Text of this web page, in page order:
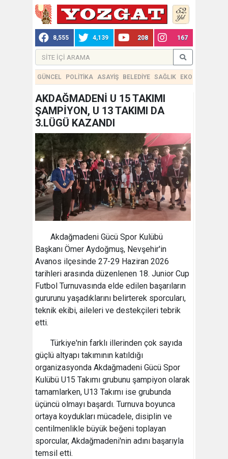
8,555 4,139 208 167
GÜNCEL POLİTİKA ASAYİŞ BELEDİYE SAĞLIK EKONOMİ
AKDAĞMADENİ U 15 TAKIMI
ŞAMPİYON, U 13 TAKIMI DA
3.LÜGÜ KAZANDI
Akdağmadeni Gücü Spor Kulübü
Başkanı Ömer Aydoğmuş, Nevşehir'in
Avanos ilçesinde 27-29 Haziran 2026
tarihleri arasında düzenlenen 18. Junior Cup
Futbol Turnuvasında elde edilen başarıların
gururunu yaşadıklarını belirterek sporcuları,
teknik ekibi, aileleri ve destekçileri tebrik
etti.
Türkiye'nin farklı illerinden çok sayıda
güçlü altyapı takımının katıldığı
organizasyonda Akdağmadeni Gücü Spor
Kulübü U15 Takımı grubunu şampiyon olarak
tamamlarken, U13 Takımı ise grubunda
üçüncü olmayı başardı. Turnuva boyunca
ortaya koydukları mücadele, disiplin ve
centilmenlikle büyük beğeni toplayan
sporcular, Akdağmadeni'nin adını başarıyla
temsil etti.